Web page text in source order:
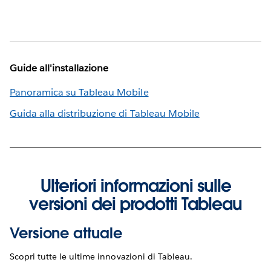
Guide all'installazione
Panoramica su Tableau Mobile
Guida alla distribuzione di Tableau Mobile
Ulteriori informazioni sulle
versioni dei prodotti Tableau
Versione attuale
Scopri tutte le ultime innovazioni di Tableau.